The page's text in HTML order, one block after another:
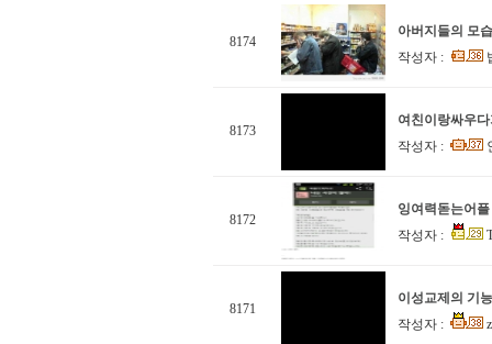
8174
아버지들의 모습
작성자 :
8173
여친이랑싸우다
작성자 :
8172
잉여력돋는어플
작성자 :
8171
이성교제의 기
작성자 :